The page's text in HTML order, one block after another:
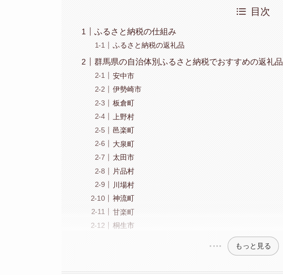
目次
ふるさと納税の仕組み
ふるさと納税の返礼品
群馬県の自治体別ふるさと納税でおすすめの返礼品
安中市
伊勢崎市
板倉町
上野村
邑楽町
大泉町
太田市
片品村
川場村
神流町
甘楽町
桐生市
もっと見る